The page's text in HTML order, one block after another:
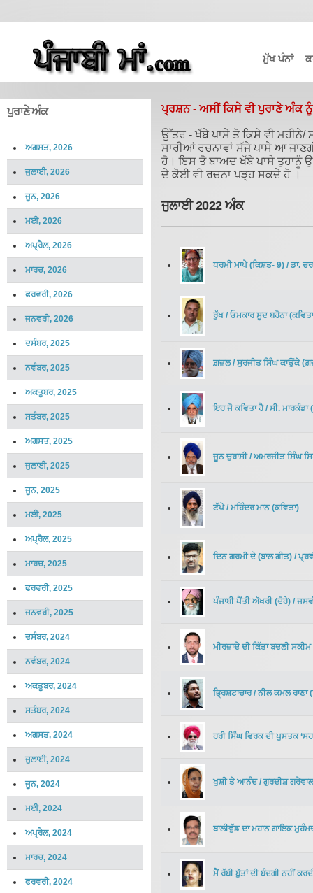
ਮੁੱਖ ਪੰਨਾਂ
ਪੁਰਾਣੇ ਅੰਕ
ਅਗਸਤ, 2026
ਜੁਲਾਈ, 2026
ਜੂਨ, 2026
ਮਈ, 2026
ਅਪ੍ਰੈਲ, 2026
ਮਾਰਚ, 2026
ਫਰਵਰੀ, 2026
ਜਨਵਰੀ, 2026
ਦਸੰਬਰ, 2025
ਨਵੰਬਰ, 2025
ਅਕਤੂਬਰ, 2025
ਸਤੰਬਰ, 2025
ਅਗਸਤ, 2025
ਜੁਲਾਈ, 2025
ਜੂਨ, 2025
ਮਈ, 2025
ਅਪ੍ਰੈਲ, 2025
ਮਾਰਚ, 2025
ਫਰਵਰੀ, 2025
ਜਨਵਰੀ, 2025
ਦਸੰਬਰ, 2024
ਨਵੰਬਰ, 2024
ਅਕਤੂਬਰ, 2024
ਸਤੰਬਰ, 2024
ਅਗਸਤ, 2024
ਜੁਲਾਈ, 2024
ਜੂਨ, 2024
ਮਈ, 2024
ਅਪ੍ਰੈਲ, 2024
ਮਾਰਚ, 2024
ਫਰਵਰੀ, 2024
ਪ੍ਰਸ਼ਨ - ਅਸੀਂ ਕਿਸੇ ਵੀ ਪੁਰਾਣੇ ਅੰਕ
ਉੱਤਰ - ਖੱਬੇ ਪਾਸੇ ਤੋ ਕਿਸੇ ਵੀ
ਸਾਰੀਆਂ ਰਚਨਾਵਾਂ ਸੱਜੇ ਪਾਸੇ ਆ
ਹੋ। ਇਸ ਤੋ ਬਾਅਦ ਖੱਬੇ ਪਾਸੇ ਤੁਹਾਨੂੰ
ਦੇ ਕੋਈ ਵੀ ਰਚਨਾ ਪੜ੍ਹ ਸਕਦੇ ਹੋ ।
ਜੁਲਾਈ 2022 ਅੰਕ
ਧਰਮੀ ਮਾਪੇ (ਕਿਸ਼ਤ- 9) / ਡਾ.
ਰੁੱਖ/ ਓਮਕਾਰ ਸੂਦ ਬਹੋਨਾ(ਕਵਿਤਾ
ਗ਼ਜ਼ਲ/ ਸੁਰਜੀਤ ਸਿੰਘ ਕਾਉਂਕੇ(
ਇਹ ਜੋ ਕਵਿਤਾ ਹੈ/ ਸੀ. ਮਾਰਕੰਡਾ(
ਜੂਨ ਚੁਰਾਸੀ/ ਅਮਰਜੀਤ ਸਿੰਘ
ਟੱਪੇ/ ਮਹਿੰਦਰ ਮਾਨ(ਕਵਿਤਾ)
ਦਿਨ ਗਰਮੀ ਦੇ (ਬਾਲ ਗੀਤ) /
ਪੰਜਾਬੀ ਪੈਂਤੀ ਅੱਖਰੀ (ਦੋਹੇ) /
ਮੀਰਜ਼ਾਦੇ ਦੀ ਕਿੱਤਾ ਬਦਲੀ ਸਕੀਮ
ਭ੍ਰਿਸ਼ਟਾਚਾਰ/ਨੀਲ ਕਮਲ ਰਾਣਾ(
ਹਰੀ ਸਿੰਘ ਵਿਰਕ ਦੀ ਪੁਸਤਕ
ਖੁਸ਼ੀ ਤੇ ਆਨੰਦ/ ਗੁਰਦੀਸ਼ ਗਰੇਵਾਲ
ਬਾਲੀਵੁੱਡ ਦਾ ਮਹਾਨ ਗਾਇਕ
ਮੈਂ ਰੱਬੀ ਬੁੱਤਾਂ ਦੀ ਬੰਦਗੀ ਨਹੀਂ